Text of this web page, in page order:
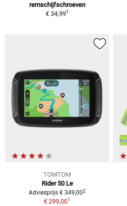
remschijfschroeven
€ 34,991
TOMTOM
Rider 50 Le
Adviesprijs € 349,002
€ 299,001